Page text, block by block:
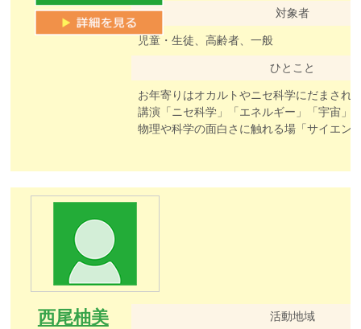
対象者
児童・生徒、高齢者、一般
ひとこと
講演「ニセ科学」「エネルギー」「宇宙」｢
物理や科学の面白さに触れる場「サイエンスカフェ鳥取」開催しま
活動地域
西尾柚美